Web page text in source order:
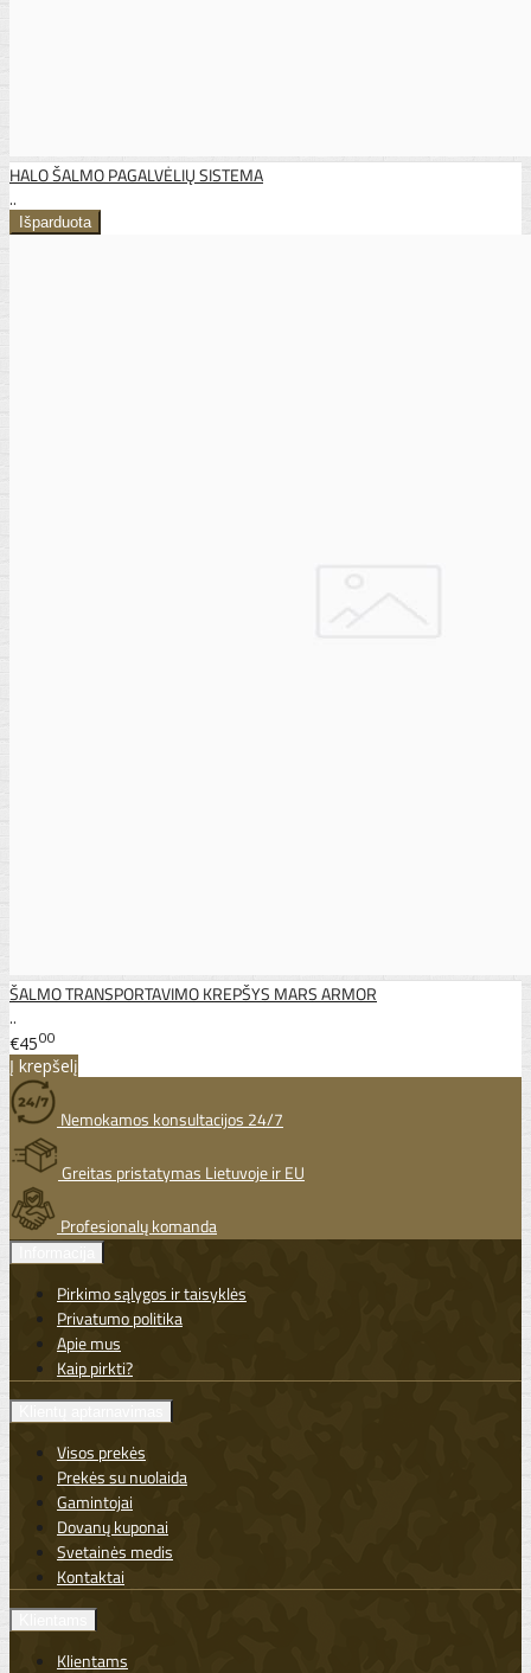
HALO ŠALMO PAGALVĖLIŲ SISTEMA
..
ŠALMO TRANSPORTAVIMO KREPŠYS MARS ARMOR
..
€4500
Į krepšelį
Nemokamos konsultacijos 24/7
Greitas pristatymas Lietuvoje ir EU
Profesionalų komanda
Pirkimo sąlygos ir taisyklės
Privatumo politika
Apie mus
Kaip pirkti?
Visos prekės
Prekės su nuolaida
Gamintojai
Dovanų kuponai
Svetainės medis
Kontaktai
Klientams